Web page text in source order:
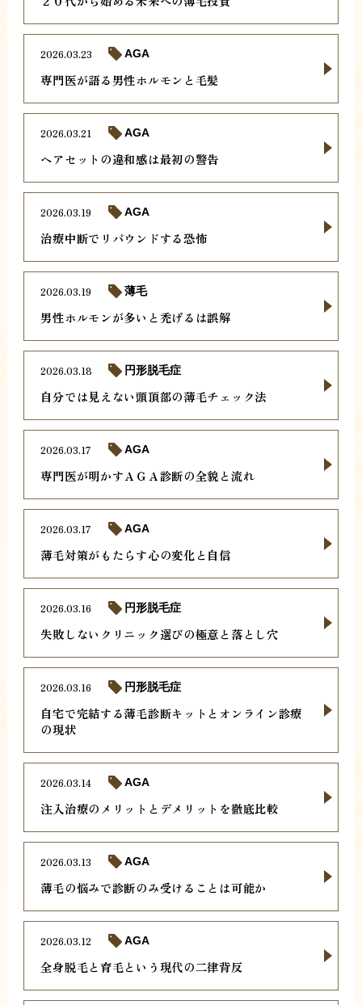
専門医が語る男性ホルモンと毛髪
2026.03.23 AGA
ヘアセットの違和感は最初の警告
2026.03.21 AGA
治療中断でリバウンドする恐怖
2026.03.19 AGA
男性ホルモンが多いと禿げるは誤解
2026.03.19 薄毛
自分では見えない頭頂部の薄毛チェック法
2026.03.18 円形脱毛症
専門医が明かすＡＧＡ診断の全貌と流れ
2026.03.17 AGA
薄毛対策がもたらす心の変化と自信
2026.03.17 AGA
失敗しないクリニック選びの極意と落とし穴
2026.03.16 円形脱毛症
自宅で完結する薄毛診断キットとオンライン診療
の現状
2026.03.16 円形脱毛症
注入治療のメリットとデメリットを徹底比較
2026.03.14 AGA
薄毛の悩みで診断のみ受けることは可能か
2026.03.13 AGA
全身脱毛と育毛という現代の二律背反
2026.03.12 AGA